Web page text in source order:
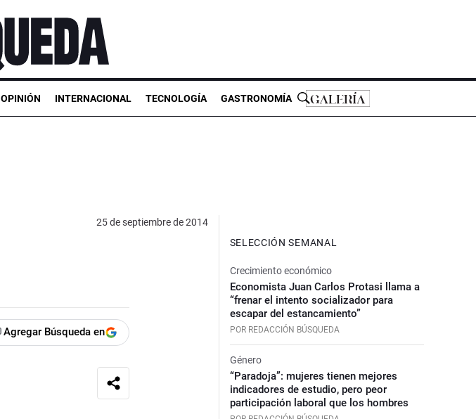
OPINIÓN INTERNACIONAL TECNOLOGÍA GASTRONOMÍA
25 de septiembre de 2014
Agregar Búsqueda en
SELECCIÓN SEMANAL
Crecimiento económico
Economista Juan Carlos Protasi llama a
“frenar el intento socializador para
escapar del estancamiento”
POR REDACCIÓN BÚSQUEDA
Género
“Paradoja”: mujeres tienen mejores
indicadores de estudio, pero peor
participación laboral que los hombres